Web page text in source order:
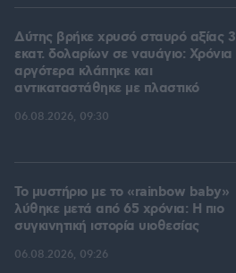
Δύτης βρήκε χρυσό σταυρό αξίας 3
εκατ. δολαρίων σε ναυάγιο: Χρόνια
αργότερα κλάπηκε και
αντικαταστάθηκε με πλαστικό
06.08.2026, 09:30
Το μυστήριο με το «rainbow baby»
λύθηκε μετά από 65 χρόνια: Η πιο
συγκινητική ιστορία υιοθεσίας
06.08.2026, 09:26